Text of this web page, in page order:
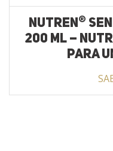
NUTREN ®
200 ML –
PARA